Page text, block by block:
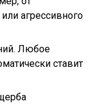
агрессивного
Любое
ставит